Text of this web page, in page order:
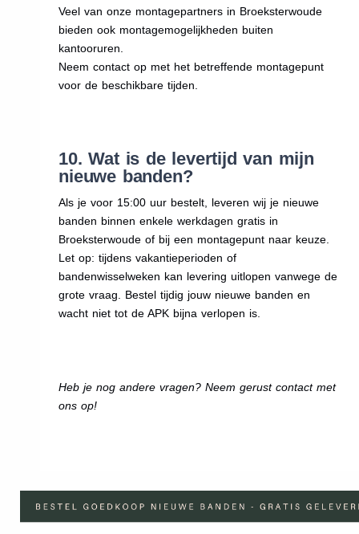
Veel van onze montagepartners in Broeksterwoude
bieden ook montagemogelijkheden buiten
kantooruren.
Neem contact op met het betreffende montagepunt
voor de beschikbare tijden.
10. Wat is de levertijd van mijn
nieuwe banden?
Als je voor 15:00 uur bestelt, leveren wij je nieuwe
banden binnen enkele werkdagen gratis in
Broeksterwoude of bij een montagepunt naar keuze.
Let op: tijdens vakantieperioden of
bandenwisselweken kan levering uitlopen vanwege de
grote vraag. Bestel tijdig jouw nieuwe banden en
wacht niet tot de APK bijna verlopen is.
Heb je nog andere vragen? Neem gerust contact met
ons op!